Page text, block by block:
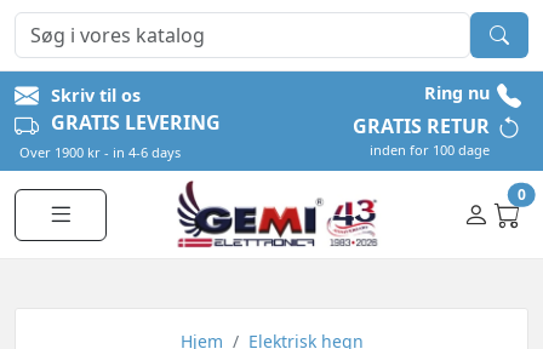
Skriv til os Ring nu
GRATIS LEVERING
Over 1900 kr - in 4-6 days
GRATIS RETUR
inden for 100 dage
0
Hjem
Elektrisk hegn